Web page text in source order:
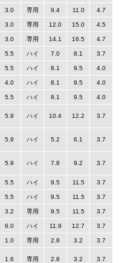
3.0 専用 9.4 11.0 4.7
3.0 専用 12.0 15.0 4.5
3.0 専用 14.1 16.5 4.7
5.5 ハイ 7.0 8.1 3.7
5.5 ハイ 8.1 9.5 4.0
4.0 ハイ 8.1 9.5 4.0
5.5 ハイ 8.1 9.5 4.0
5.9 ハイ 10.4 12.2 3.7
5.9 ハイ 5.2 6.1 3.7
5.9 ハイ 7.8 9.2 3.7
5.5 ハイ 9.5 11.5 3.7
5.5 ハイ 9.5 11.5 3.7
3.2 専用 9.5 11.5 3.7
6.0 ハイ 11.9 12.7 3.7
1.0 専用 2.8 3.2 3.7
1.6 専用 2.8 3.2 3.7